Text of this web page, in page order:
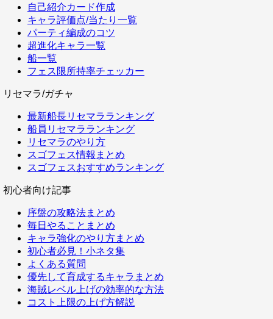
自己紹介カード作成
キャラ評価点/当たり一覧
パーティ編成のコツ
超進化キャラ一覧
船一覧
フェス限所持率チェッカー
リセマラ/ガチャ
最新船長リセマラランキング
船員リセマラランキング
リセマラのやり方
スゴフェス情報まとめ
スゴフェスおすすめランキング
初心者向け記事
序盤の攻略法まとめ
毎日やることまとめ
キャラ強化のやり方まとめ
初心者必見！小ネタ集
よくある質問
優先して育成するキャラまとめ
海賊レベル上げの効率的な方法
コスト上限の上げ方解説